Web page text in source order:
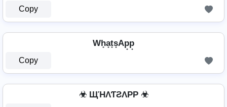
Copy
Wh̟a̟t̟s̟Ap̟p̟
Copy
☣ ЩΉΛƬƧΛPP ☣